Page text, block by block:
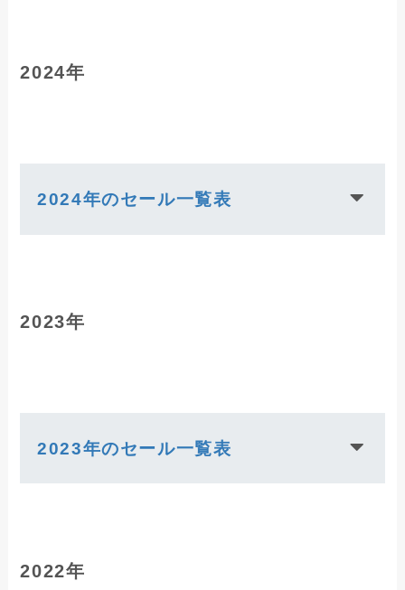
2024年
2024年のセール一覧表
2023年
2023年のセール一覧表
2022年